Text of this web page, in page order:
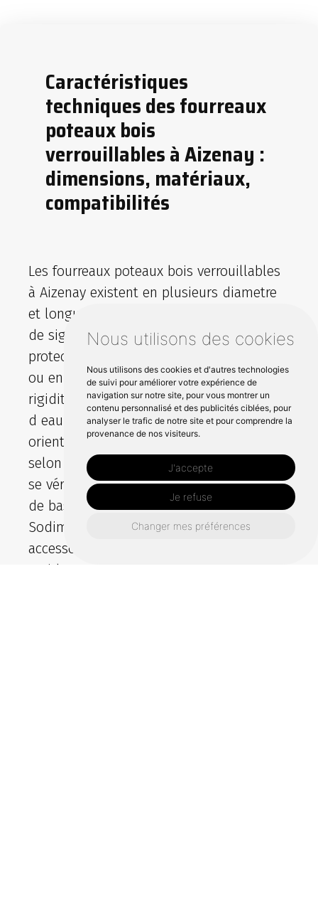
Nous utilisons des cookies
Nous utilisons des cookies et d'autres technologies
de suivi pour améliorer votre expérience de
navigation sur notre site, pour vous montrer un
contenu personnalisé et des publicités ciblées, pour
analyser le trafic de notre site et pour comprendre la
provenance de nos visiteurs.
J'accepte
Je refuse
Changer mes préférences
Caractéristiques
techniques des fourreaux
poteaux bois
verrouillables à Aizenay :
dimensions, matériaux,
compatibilités
Les fourreaux poteaux bois verrouillables
à Aizenay existent en plusieurs diametre
et longueur pour s’adapter aux poteaux
de signalisation et aux besoins de
protection sur site. Les versions en acier
ou en aluminium offrent une bonne
rigidité et une résistance aux projections
d eau. L epaisseur et la classe du produit
orientent le niveau de tenue attendu
selon l intensité d usage. La compatibilité
se vérifie aussi par les brides et la plaque
de base pour un raccordement propre.
Sodimar propose un guide pratique et les
accessoires associés pour une vente
rapide et une pose maîtrisée.